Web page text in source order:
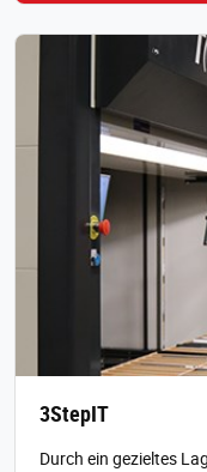
3StepIT
Durch ein gezieltes